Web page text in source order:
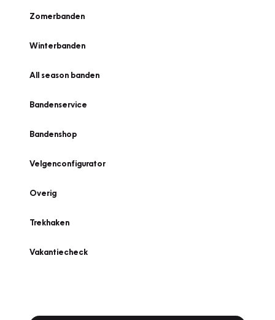
Zomerbanden
Winterbanden
All season banden
Bandenservice
Bandenshop
Velgenconfigurator
Overig
Trekhaken
Vakantiecheck